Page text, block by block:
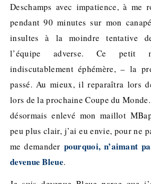
Deschamps avec impatience, à me
pendant 90 minutes sur mon
insultes à la moindre tentative
l’équipe adverse. Ce petit
indiscutablement éphémère, – la
passé. Au mieux, il reparaîtra lors
lors de la prochaine Coupe du
désormais enlevé mon maillot
peu plus clair, j’ai eu envie, pour ne
me demander pourquoi, n’aimant
devenue Bleue.